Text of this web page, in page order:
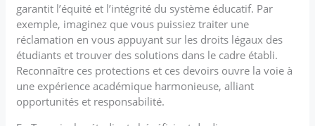
garantit l’équité et l’intégrité du système éducatif. Par
exemple, imaginez que vous puissiez traiter une
réclamation en vous appuyant sur les droits légaux des
étudiants et trouver des solutions dans le cadre établi.
Reconnaître ces protections et ces devoirs ouvre la voie à
une expérience académique harmonieuse, alliant
opportunités et responsabilité.